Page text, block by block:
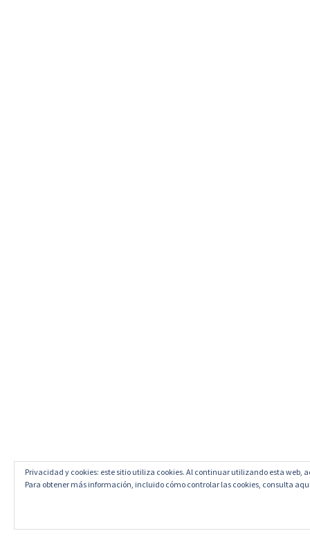
Privacidad y cookies: este sitio utiliza cookies. Al continuar utilizando esta web,
Para obtener más información, incluido cómo controlar las cookies, consulta